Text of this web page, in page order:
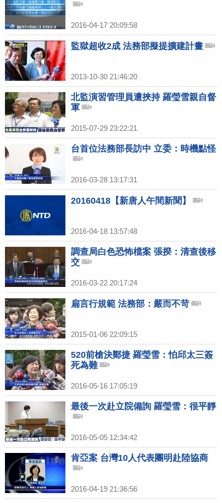
2016-04-17 20:09:58
監獄超收2成 法務部擬提擴建計畫
2013-10-30 21:46:20
北監演習管理員遭挾持 羅瑩雪親自督
軍
2015-07-29 23:22:21
台首位法務部長訪中 立委：時機點怪
2016-03-28 13:17:31
20160418【新唐人午間新聞】
2016-04-18 13:57:48
調查局白色恐怖檔案 張揆：清查後移
交
2016-03-22 20:17:24
扁言行規範 法務部：嚴而不苛
2015-01-06 22:09:15
520前槍決鄭捷 羅瑩雪：怕邱太三簽
死為難
2016-05-16 17:05:19
最後一次赴立院備詢 羅瑩雪：很平靜
2016-05-05 12:34:42
肯亞案 台灣10人代表團明赴陸協商
2016-04-19 21:36:56